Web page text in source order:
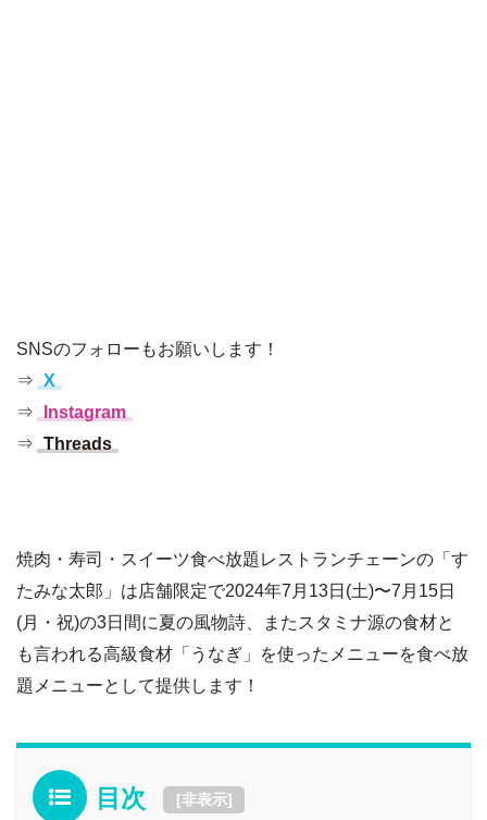
SNSのフォローもお願いします！
⇒ X
⇒
Instagram
⇒ Threads
焼肉・寿司・スイーツ食べ放題レストランチェーンの「す
たみな太郎」は店舗限定で2024年7月13日(土)〜7月15日
(月・祝)の3日間に夏の風物詩、またスタミナ源の食材と
も言われる高級食材「うなぎ」を使ったメニューを食べ放
題メニューとして提供します！
目次 [非表示]